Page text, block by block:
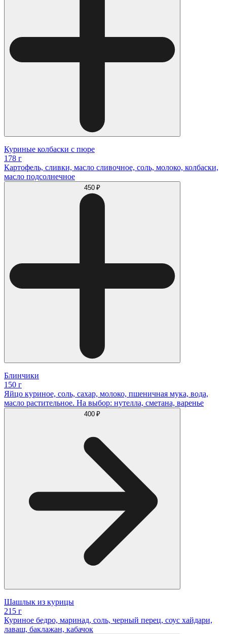
Куриные колбаски с пюре
178 г
Картофель, сливки, масло сливочное, соль, молоко, колбаски,
масло подсолнечное
450 ₽
Блинчики
150 г
Яйцо куриное, соль, сахар, молоко, пшеничная мука, вода,
масло растительное. На выбор: нутелла, сметана, варенье
400 ₽
Шашлык из курицы
215 г
Куриное бедро, маринад, соль, черный перец, соус хайдари,
лаваш, баклажан, кабачок